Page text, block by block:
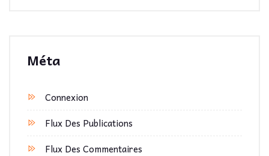
Méta
Connexion
Flux Des Publications
Flux Des Commentaires